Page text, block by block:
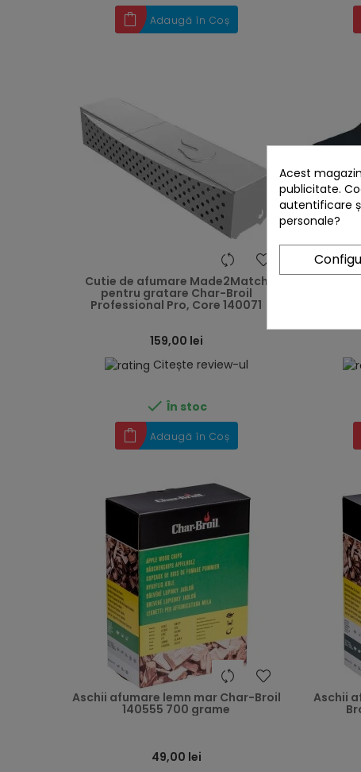
Adaugă în Coș
heart
Cutie de afumare Made2Match
pentru gratare Char-Broil
Professional Pro, Core 140071
159,00 lei
Citește review-ul
 În stoc
Adaugă în Coș
heart
Aschii afumare lemn mar Char-Broil
140555 700 grame
49,00 lei
Aschii
Acest
publicitate.
autentificare
personale?